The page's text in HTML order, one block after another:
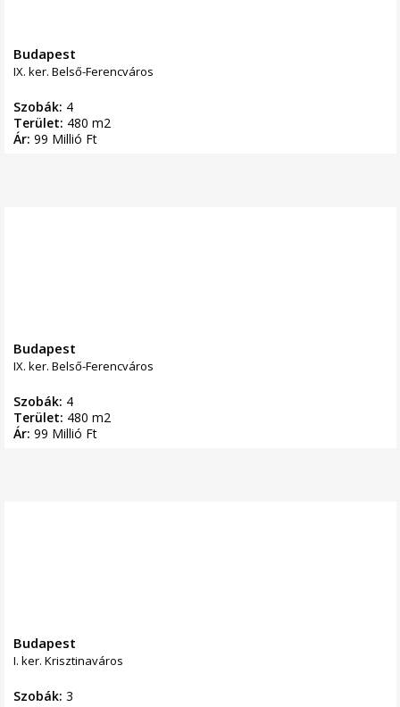
Budapest
IX. ker. Belső-Ferencváros
Szobák: 4
Terület: 480 m2
Ár: 99 Millió Ft
Budapest
IX. ker. Belső-Ferencváros
Szobák: 4
Terület: 480 m2
Ár: 99 Millió Ft
Budapest
I. ker. Krisztinaváros
Szobák: 3